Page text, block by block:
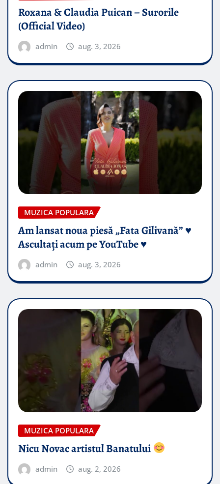
Roxana & Claudia Puican – Surorile
(Official Video)
admin aug. 3, 2026
MUZICA POPULARA
Am lansat noua piesă „Fata Gilivană” ♥️
Ascultați acum pe YouTube ♥️
admin aug. 3, 2026
MUZICA POPULARA
Nicu Novac artistul Banatului
admin aug. 2, 2026